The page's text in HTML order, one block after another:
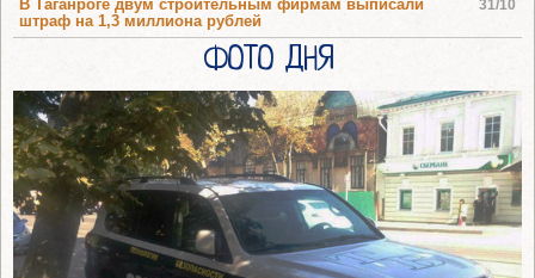
31/10
В Таганроге двум строительным фирмам выписали
штраф на 1,3 миллиона рублей
ФОТО ДНЯ